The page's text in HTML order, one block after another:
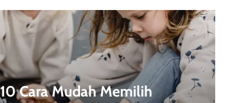
10 Cara Mudah Memilih